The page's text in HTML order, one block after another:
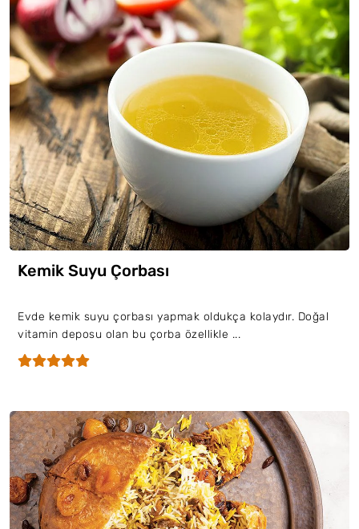
Kemik Suyu Çorbası
Evde kemik suyu çorbası yapmak oldukça kolaydır. Doğal
vitamin deposu olan bu çorba özellikle ...